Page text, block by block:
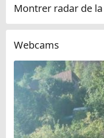
Montrer radar de
Webcams